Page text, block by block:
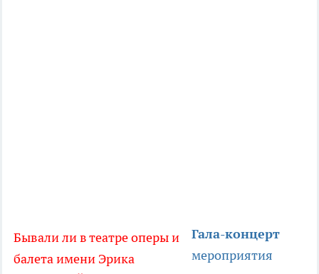
Бывали ли в театре оперы и
балета имени Эрика
Гала-концерт
мероприятия